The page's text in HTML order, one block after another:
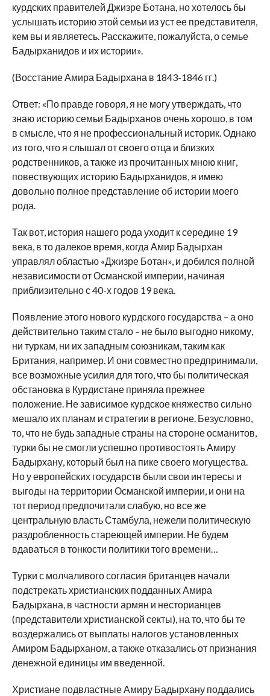
курдских правителей Джизре Ботана, но хотелось бы
услышать историю этой семьи из уст ее представителя,
кем вы и являетесь. Расскажите, пожалуйста, о семье
Бадырханидов и их истории».
(Восстание Амира Бадырхана в 1843-1846 гг.)
Ответ: «По правде говоря, я не могу утверждать, что
знаю историю семьи Бадырханов очень хорошо, в том
в смысле, что я не профессиональный историк. Однако
из того, что я слышал от своего отца и близких
родственников, а также из прочитанных мною книг,
повествующих историю Бадырханидов, я имею
довольно полное представление об истории моего
рода.
Так вот, история нашего рода уходит к середине 19
века, в то далекое время, когда Амир Бадырхан
управлял областью «Джизре Ботан», и добился полной
независимости от Османской империи, начиная
приблизительно с 40-х годов 19 века.
Появление этого нового курдского государства – а оно
действительно таким стало – не было выгодно никому,
ни туркам, ни их западным союзникам, таким как
Британия, например. И они совместно предпринимали,
все возможные усилия для того, что бы политическая
обстановка в Курдистане приняла прежнее
положение. Не зависимое курдское княжество сильно
мешало их планам и стратегии в регионе. Безусловно,
то, что не будь западные страны на стороне османитов,
турки бы не смогли успешно противостоять Амиру
Бадырхану, который был на пике своего могущества.
Но у европейских государств были свои интересы и
выгоды на территории Османской империи, и они на
тот период предпочитали слабую, но все же
центральную власть Стамбула, нежели политическую
раздробленность стареющей империи. Не будем
вдаваться в тонкости политики того времени…
Турки с молчаливого согласия британцев начали
подстрекать христианских подданных Амира
Бадырхана, в частности армян и несторианцев
(представители христианской секты), на то, что бы те
воздержались от выплаты налогов установленных
Амиром Бадырханом, а также отказались от признания
денежной единицы им введенной.
Христиане подвластные Амиру Бадырхану поддались